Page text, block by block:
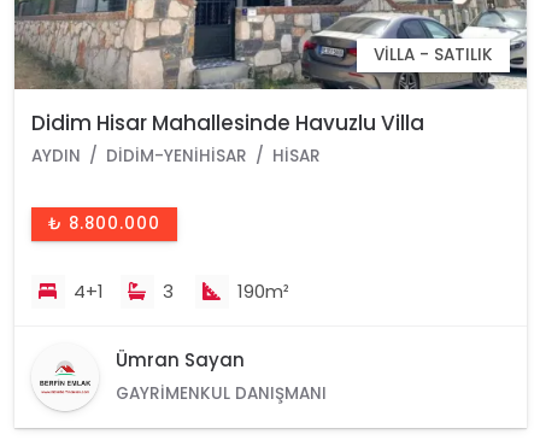
VILLA - SATILIK
Didim Hisar Mahallesinde Havuzlu Villa
AYDIN DIDIM-YENIHISAR HISAR
₺ 8.800.000
4+1 3 190m²
Ümran Sayan
GAYRIMENKUL DANIŞMANI